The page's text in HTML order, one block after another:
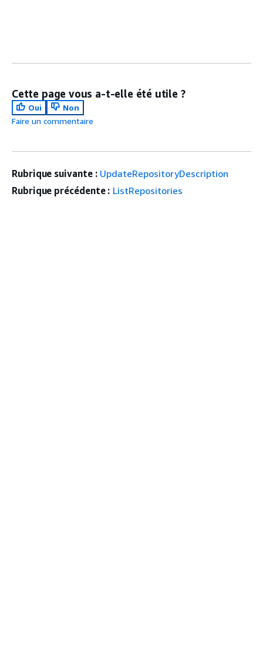
Cette page vous a-t-elle été utile ?
Oui
Non
Faire un commentaire
Rubrique suivante : UpdateRepositoryDescription
Rubrique précédente : ListRepositories